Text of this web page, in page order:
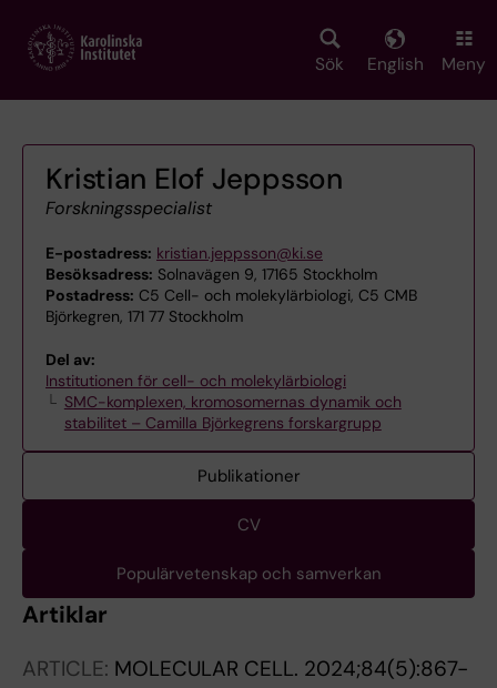
main
Sök English Meny
Kristian Elof Jeppsson
Forskningsspecialist
E-postadress: kristian.jeppsson@ki.se
Besöksadress: Solnavägen 9, 17165 Stockholm
Postadress: C5 Cell- och molekylärbiologi, C5 CMB
Björkegren, 171 77 Stockholm
Del av:
Institutionen för cell- och molekylärbiologi
SMC-komplexen, kromosomernas dynamik och
stabilitet – Camilla Björkegrens forskargrupp
Publikationer
CV
Populärvetenskap och samverkan
Artiklar
ARTICLE: MOLECULAR CELL. 2024;84(5):867-